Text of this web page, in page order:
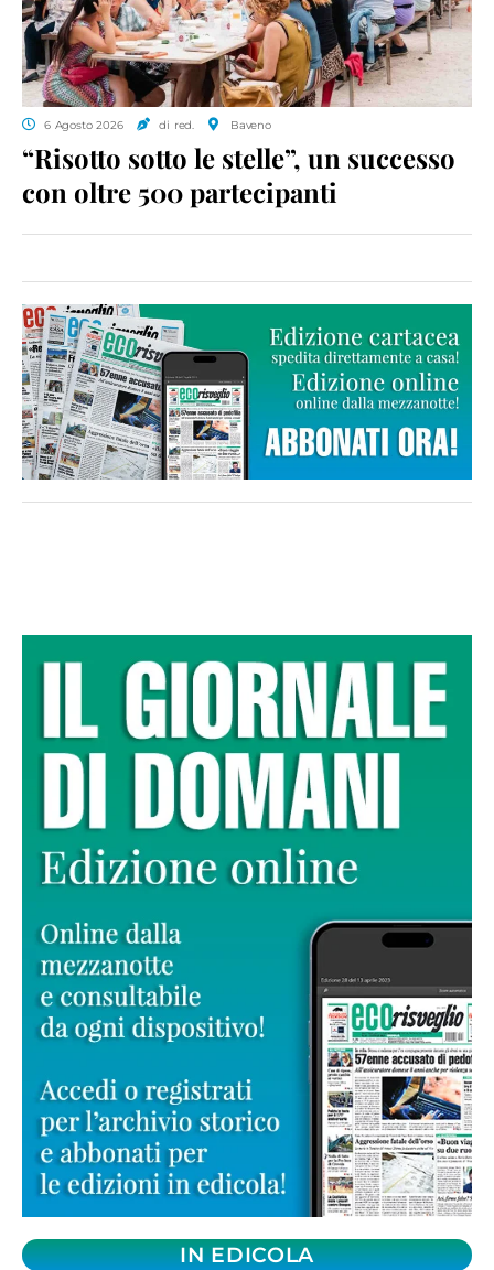
6 Agosto 2026 di red. Baveno
“Risotto sotto le stelle”, un successo
con oltre 500 partecipanti
IN EDICOLA